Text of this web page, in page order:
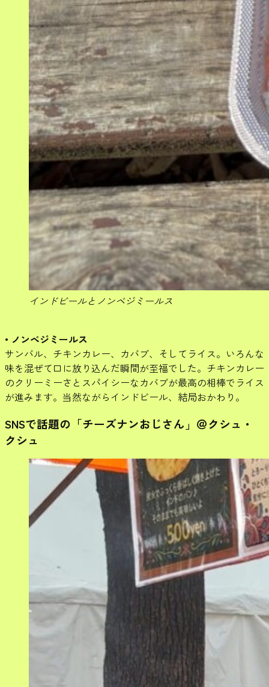
インドビールとノンベジミールス
• ノンベジミールス
サンバル、チキンカレー、カバブ、そしてライス。いろんな
味を混ぜて口に放り込んだ瞬間が至福でした。チキンカレー
のクリーミーさとスパイシーなカバブが最高の相棒でライス
が進みます。当然ながらインドビール、結局おかわり。
SNSで話題の「チーズナンおじさん」＠クシュ・
クシュ